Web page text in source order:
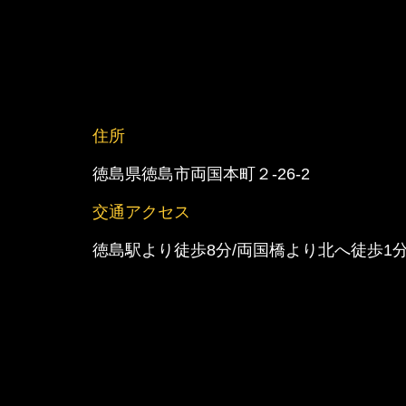
住所
徳島県徳島市両国本町２-26-2
交通アクセス
徳島駅より徒歩8分/両国橋より北へ徒歩1